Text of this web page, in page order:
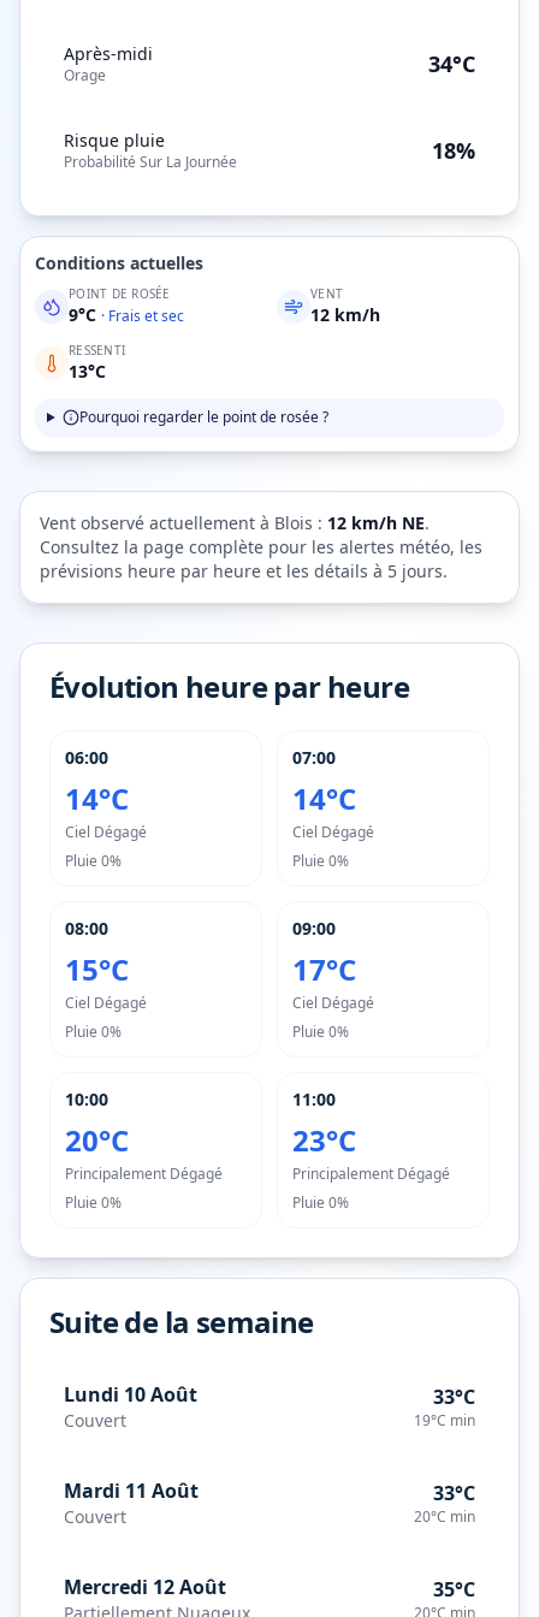
Après-midi
Orage 34°C
Risque pluie
Probabilité Sur La Journée 18%
Conditions actuelles
POINT DE ROSÉE
9°C · Frais et sec
VENT
12 km/h
RESSENTI
13°C
Pourquoi regarder le point de rosée ?
Vent observé actuellement à Blois : 12 km/h NE.
Consultez la page complète pour les alertes météo, les
prévisions heure par heure et les détails à 5 jours.
Évolution heure par heure
06:00
14°C
Ciel Dégagé
Pluie 0%
07:00
14°C
Ciel Dégagé
Pluie 0%
08:00
15°C
Ciel Dégagé
Pluie 0%
09:00
17°C
Ciel Dégagé
Pluie 0%
10:00
20°C
Principalement Dégagé
Pluie 0%
11:00
23°C
Principalement Dégagé
Pluie 0%
Suite de la semaine
Lundi 10 Août
Couvert
33°C
19°C min
Mardi 11 Août
Couvert
33°C
20°C min
Mercredi 12 Août 35°C
20°C min